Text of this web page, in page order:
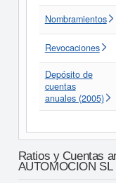
Nombramientos
Revocaciones
Depósito de
cuentas
anuales (2005)
Ratios y Cuentas
AUTOMOCION